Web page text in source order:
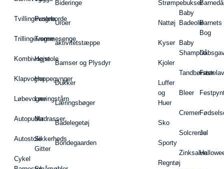
Tvillingevogne
Trillingevogne
Kombivogne
Klapvogne
Løbevogne
Autopuder
Autostole
Cykel
Pusleborde
Tremmesenge
Højstole
Hoppegynger
Læringstårn
Madrasser
Sikkerheds
Gitter
Bideringe
Uroer
aktivitetstæppe
Bamser og Plysdyr
Dukker
Læringsbøger
Badelegetøj
Bondegaarden
Strømpebukser
Nattøj
Kyser
Kjoler
Luffer
og
Huer
Sko
Sporty
Regntøj
Baby
Badeolie
Baby
Shampoo
Tandbørster
Bleer
Cremer
Solcreme
Zinksalve
Barnets
Bog
Jul